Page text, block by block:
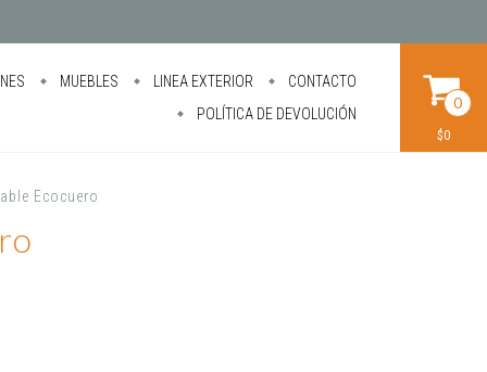
MUEBLES LINEA EXTERIOR
CONTACTO
POLÍTICA DE DEVOLUCIÓN
0
$0
Ecocuero